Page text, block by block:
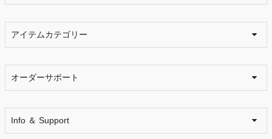
アイテムカテゴリー
オーダーサポート
Info ＆ Support